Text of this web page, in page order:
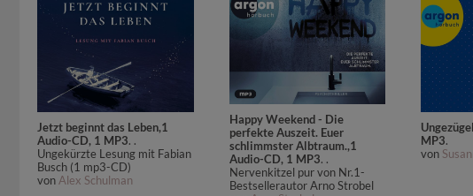
Jetzt beginnt das Leben,1
Audio-CD, 1 MP3. .
Ungekürzte Lesung mit Fabian
Busch (1 mp3-CD)
vonAlex Schulman
Happy Weekend - Die
perfekte Auszeit. Euer
schlimmster Albtraum.,1
Audio-CD, 1 MP3. .
Nervenkitzel pur von Nr.1-
Bestsellerautor Arno Strobel
MP3.
von